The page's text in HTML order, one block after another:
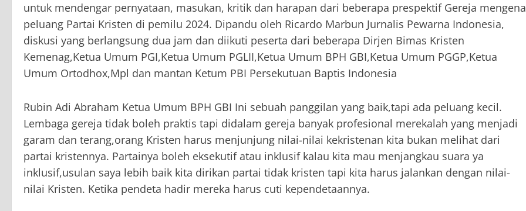
untuk mendengar pernyataan, masukan, kritik dan harapan dari beberapa prespektif Gereja
peluang Partai Kristen di pemilu 2024. Dipandu oleh Ricardo Marbun Jurnalis Pewarna Indonesia,
diskusi yang berlangsung dua jam dan diikuti peserta dari beberapa Dirjen Bimas Kristen
Kemenag,Ketua Umum PGI,Ketua Umum PGLII,Ketua Umum BPH GBI,Ketua Umum PGGP,Ketua
Umum Ortodhox,Mpl dan mantan Ketum PBI Persekutuan Baptis Indonesia
Rubin Adi Abraham Ketua Umum BPH GBI Ini sebuah panggilan yang baik,tapi ada peluang kecil.
Lembaga gereja tidak boleh praktis tapi didalam gereja banyak profesional merekalah yang menjadi
garam dan terang,orang Kristen harus menjunjung nilai-nilai kekristenan kita bukan melihat dari
partai kristennya. Partainya boleh eksekutif atau inklusif kalau kita mau menjangkau suara ya
inklusif,usulan saya lebih baik kita dirikan partai tidak kristen tapi kita harus jalankan dengan nilai-
nilai Kristen. Ketika pendeta hadir mereka harus cuti kependetaannya.